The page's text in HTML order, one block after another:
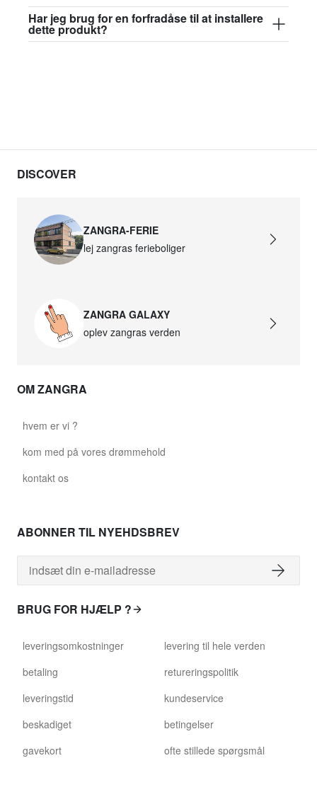
david.wa.bl.glass019
654,08 kr.
david.wa.bl.glass022
david.wa.bl.glass023
glass027 - gennemsigtigt glas
glass029 - gennemsigtigt glas
glass031 - gennemsigtigt glas
665,30 kr.
glass032 - røget glas
665,30 kr.
Har jeg brug for en forfradåse til at installere
dette produkt?
DISCOVER
ZANGRA-FERIE
lej zangras ferieboliger
ZANGRA GALAXY
oplev zangras verden
OM ZANGRA
hvem er vi ?
kom med på vores drømmehold
kontakt os
ABONNER TIL NYEHDSBREV
BRUG FOR HJÆLP ?
leveringsomkostninger
betaling
leveringstid
beskadiget
gavekort
levering til hele verden
retureringspolitik
kundeservice
betingelser
ofte stillede spørgsmål